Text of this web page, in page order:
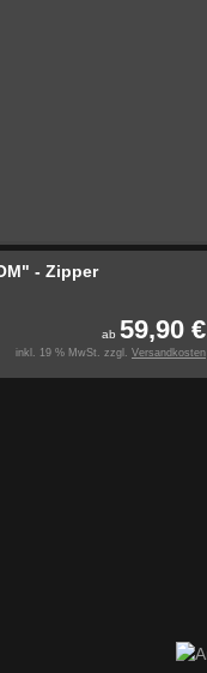
- Zipper
ab 59,90 €
inkl. 19 % MwSt. zzgl. Versandkosten